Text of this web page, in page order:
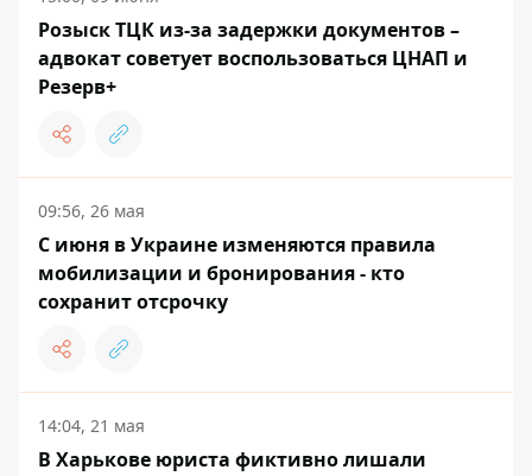
Розыск ТЦК из-за задержки документов –
адвокат советует воспользоваться ЦНАП и
Резерв+
09:56, 26 мая
С июня в Украине изменяются правила
мобилизации и бронирования - кто
сохранит отсрочку
14:04, 21 мая
В Харькове юриста фиктивно лишали